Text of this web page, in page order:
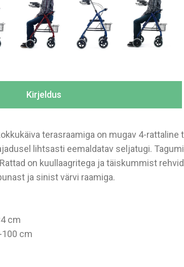
Kirjeldus
terasraamiga on mugav 4-
lihtsasti eemaldatav seljatugi.
on kuullaagritega ja täiskummist
ja sinist värvi raamiga.
cm
cm